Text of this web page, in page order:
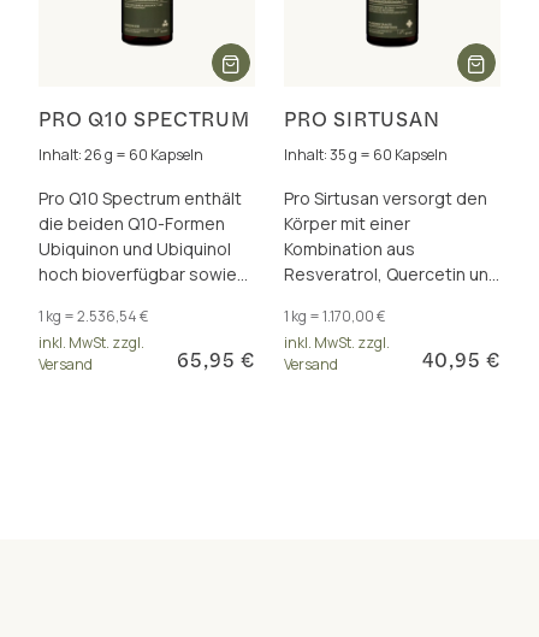
PRO Q10 SPECTRUM
Inhalt: 26 g = 60 Kapseln
Pro Q10 Spectrum enthält
die beiden Q10-Formen
Ubiquinon und Ubiquinol
hoch bioverfügbar sowie
Vitamin B3 für mehr Energie
1 kg = 2.536,54 €
inkl. MwSt. zzgl.
Versand
65,95 €
PRO SIRTUSAN
Inhalt: 35 g = 60 Kapseln
Pro Sirtusan versorgt den
Körper mit einer
Kombination aus
Resveratrol, Quercetin und
frische Zellen. Inkl.
Astaxanthin.
1 kg = 1.170,00 €
inkl. MwSt. zzgl.
Versand
40,95 €